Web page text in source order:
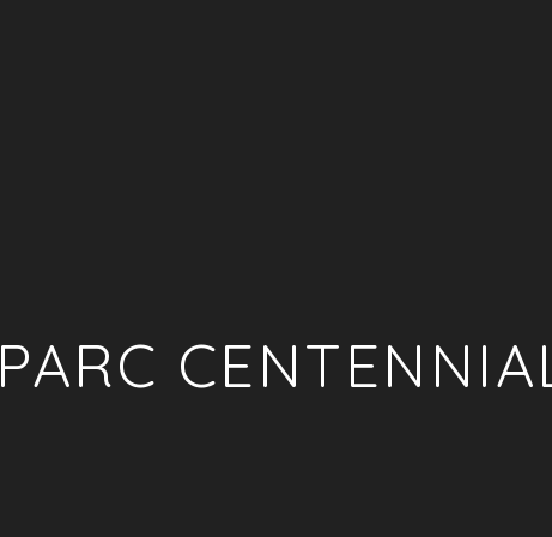
PARC